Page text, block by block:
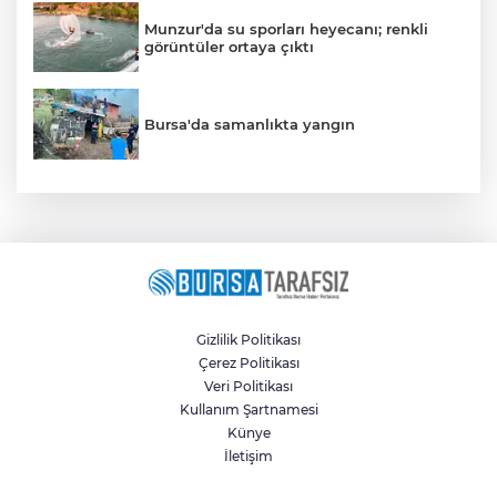
Munzur'da su sporları heyecanı; renkli
görüntüler ortaya çıktı
Bursa'da samanlıkta yangın
Gizlilik Politikası
Çerez Politikası
Veri Politikası
Kullanım Şartnamesi
Künye
İletişim